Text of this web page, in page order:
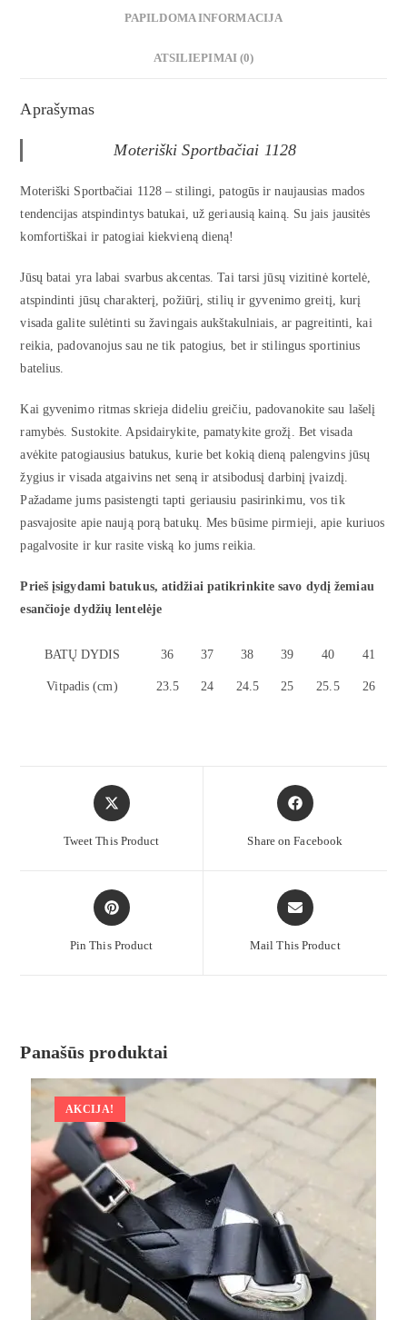
PAPILDOMA INFORMACIJA
ATSILIEPIMAI (0)
Aprašymas
Moteriški Sportbačiai 1128
Moteriški Sportbačiai 1128 – stilingi, patogūs ir naujausias mados
tendencijas atspindintys batukai, už geriausią kainą. Su jais jausitės
komfortiškai ir patogiai kiekvieną dieną!
Jūsų batai yra labai svarbus akcentas. Tai tarsi jūsų vizitinė kortelė,
atspindinti jūsų charakterį, požiūrį, stilių ir gyvenimo greitį, kurį
visada galite sulėtinti su žavingais aukštakulniais, ar pagreitinti, kai
reikia, padovanojus sau ne tik patogius, bet ir stilingus sportinius
batelius.
Kai gyvenimo ritmas skrieja dideliu greičiu, padovanokite sau lašelį
ramybės. Sustokite. Apsidairykite, pamatykite grožį. Bet visada
avėkite patogiausius batukus, kurie bet kokią dieną palengvins jūsų
žygius ir visada atgaivins net seną ir atsibodusį darbinį įvaizdį.
Pažadame jums pasistengti tapti geriausiu pasirinkimu, vos tik
pasvajosite apie naują porą batukų. Mes būsime pirmieji, apie kuriuos
pagalvosite ir kur rasite viską ko jums reikia.
Prieš įsigydami batukus, atidžiai patikrinkite savo dydį žemiau
esančioje dydžių lentelėje
BATŲ DYDIS 36 37 38 39 40 41
Vitpadis (cm) 23.5 24 24.5 25 25.5 26
Tweet This Product Share on Facebook
Pin This Product Mail This Product
Panašūs produktai
AKCIJA!